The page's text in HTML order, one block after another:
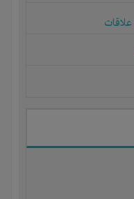
علاقات